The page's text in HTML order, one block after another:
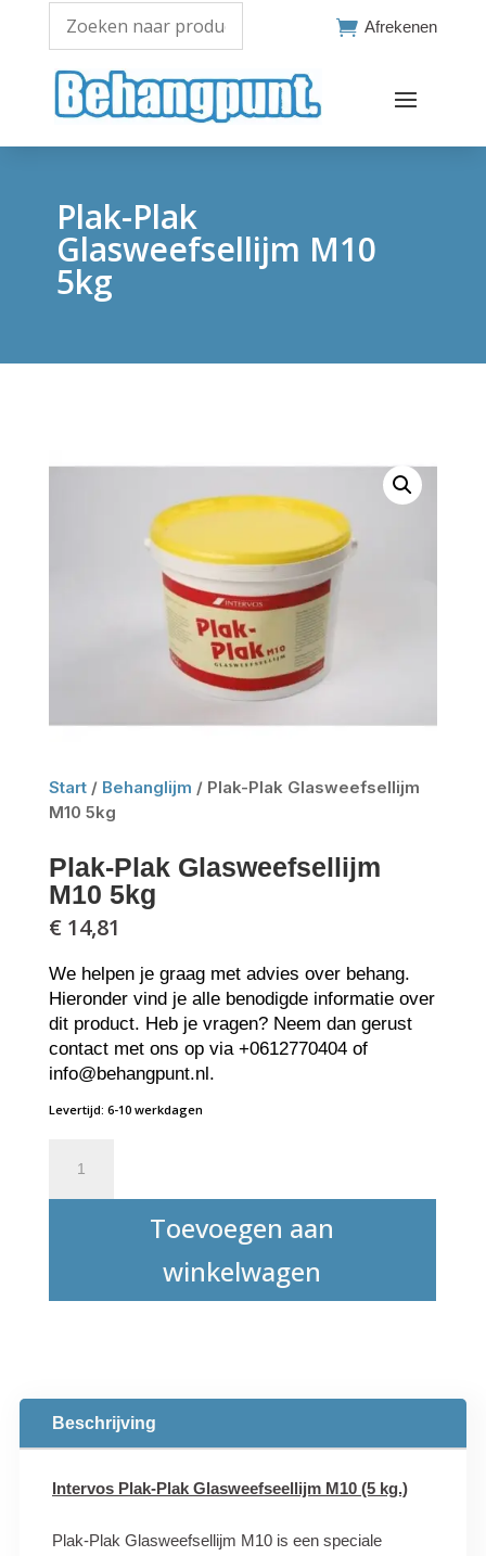
 Afrekenen
Plak-Plak
Glasweefsellijm M10
5kg
Start/ Behanglijm / Plak-Plak Glasweefsellijm
M10 5kg
Plak-Plak Glasweefsellijm
M10 5kg
€14,81
We helpen je graag met advies over behang.
Hieronder vind je alle benodigde informatie over
dit product. Heb je vragen? Neem dan gerust
contact met ons op via +0612770404 of
info@behangpunt.nl.
Levertijd: 6-10 werkdagen
Glasweefsellijm
Toevoegen aan
winkelwagen
Beschrijving
Intervos Plak-Plak Glasweefseellijm M10 (5 kg.)
Plak-Plak Glasweefsellijm M10 is een speciale